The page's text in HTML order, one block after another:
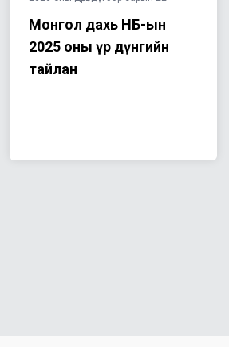
Монгол дахь НҮБ-ын
2025 оны үр дүнгийн
тайлан